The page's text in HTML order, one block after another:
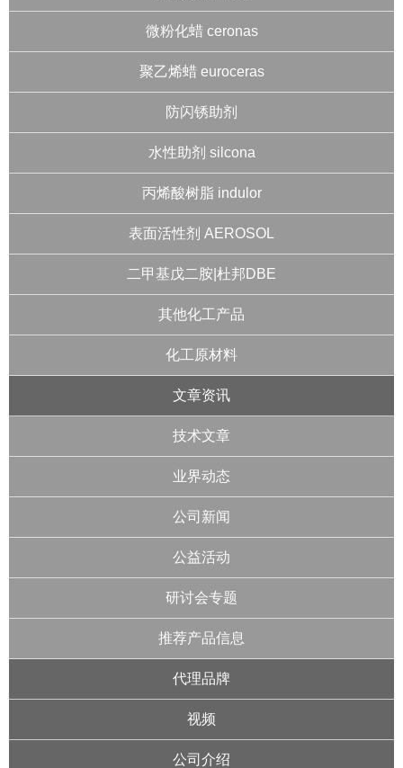
微粉化蜡 ceronas
聚乙烯蜡 euroceras
防闪锈助剂
水性助剂 silcona
丙烯酸树脂 indulor
表面活性剂 AEROSOL
二甲基戊二胺|杜邦DBE
其他化工产品
化工原材料
文章资讯
技术文章
业界动态
公司新闻
公益活动
研讨会专题
推荐产品信息
代理品牌
视频
公司介绍